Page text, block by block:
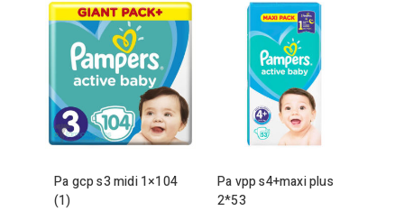
Pa gcp s3midi1×104
(1)
Pa vpp s4+maxi plus
2*53